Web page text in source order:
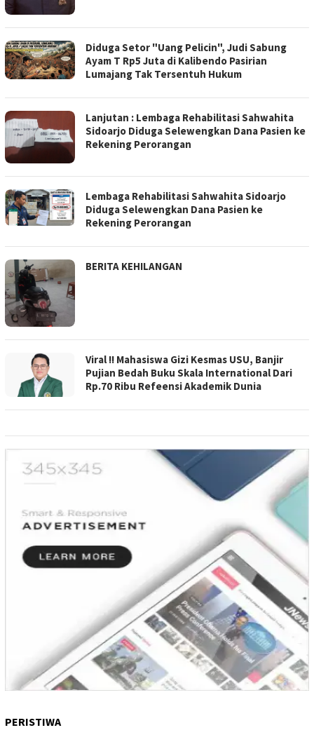
Diduga Setor "Uang Pelicin", Judi Sabung
Ayam T Rp5 Juta di Kalibendo Pasirian
Lumajang Tak Tersentuh Hukum
Lanjutan : Lembaga Rehabilitasi Sahwahita
Sidoarjo Diduga Selewengkan Dana Pasien ke
Rekening Perorangan
Lembaga Rehabilitasi Sahwahita Sidoarjo
Diduga Selewengkan Dana Pasien ke
Rekening Perorangan
BERITA KEHILANGAN
Viral !! Mahasiswa Gizi Kesmas USU, Banjir
Pujian Bedah Buku Skala International Dari
Rp.70 Ribu Refeensi Akademik Dunia
PERISTIWA